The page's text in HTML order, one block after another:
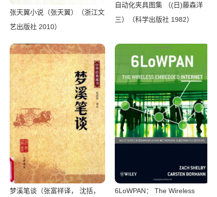
张天翼小说（张天翼）（浙江文
艺出版社 2010）
自动化夹具图集 （(日)藤森洋
三）（科学出版社 1982）
梦溪笔谈（张富祥译， 沈括，
6LoWPAN： The Wireless